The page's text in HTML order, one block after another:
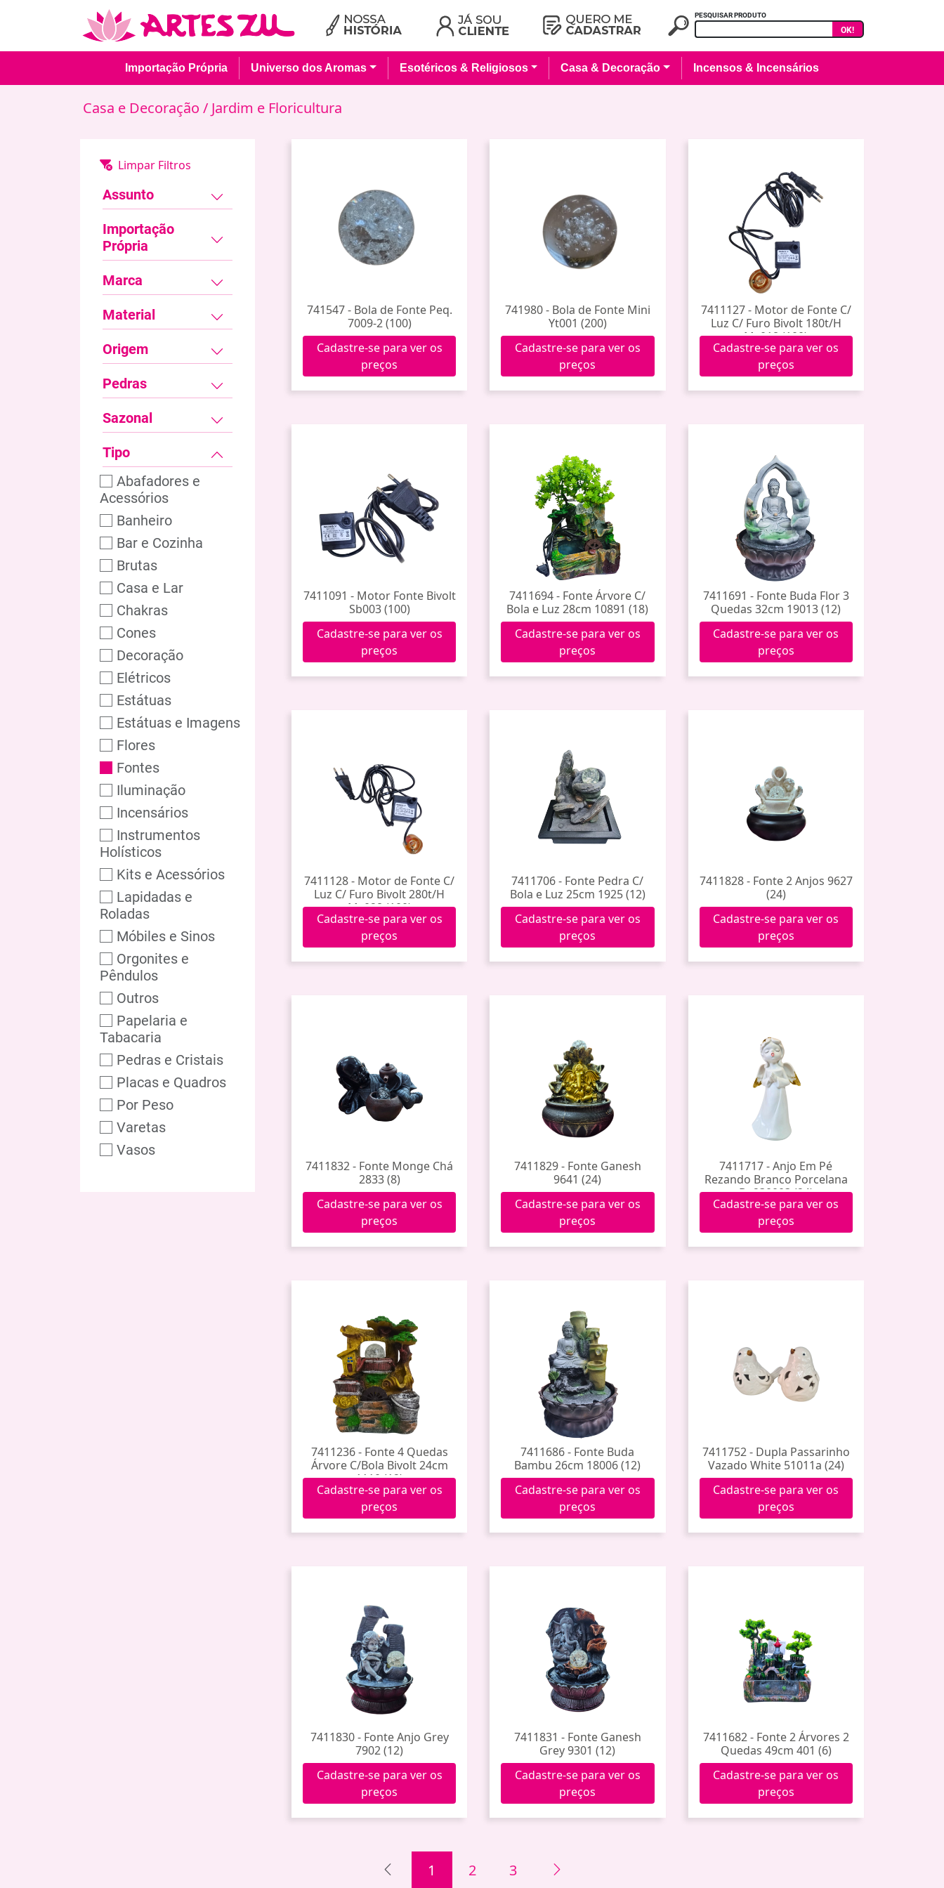
PESQUISAR PRODUTO
OK!
Importação Própria Universo dos Aromas Esotéricos & Religiosos Casa & Decoração Incensos & Incensários
Casa e Decoração / Jardim e Floricultura
Assunto
Importação
Própria
Marca
Material
Origem
Pedras
Sazonal
Tipo
Abafadores e
Acessórios
Banheiro
Bar e Cozinha
Brutas
Casa e Lar
Chakras
Cones
Decoração
Elétricos
Estátuas
Estátuas e Imagens
Flores
Fontes
Iluminação
Incensários
Instrumentos
Holísticos
Kits e Acessórios
Lapidadas e
Roladas
Móbiles e Sinos
Orgonites e
Pêndulos
Outros
Papelaria e
Tabacaria
Pedras e Cristais
Placas e Quadros
Por Peso
Varetas
Vasos
741547 - Bola de Fonte Peq.
7009-2 (100)
Cadastre-se para ver os
preços
741980 - Bola de Fonte Mini
Yt001 (200)
Cadastre-se para ver os
preços
7411127 - Motor de Fonte C/
Luz C/ Furo Bivolt 180t/H
My018 (100)
Cadastre-se para ver os
preços
7411091 - Motor Fonte Bivolt
Sb003 (100)
Cadastre-se para ver os
preços
7411694 - Fonte Árvore C/
Bola e Luz 28cm 10891 (18)
Cadastre-se para ver os
preços
7411691 - Fonte Buda Flor 3
Quedas 32cm 19013 (12)
Cadastre-se para ver os
preços
7411128 - Motor de Fonte C/
Luz C/ Furo Bivolt 280t/H
My028 (100)
Cadastre-se para ver os
preços
7411706 - Fonte Pedra C/
Bola e Luz 25cm 1925 (12)
Cadastre-se para ver os
preços
7411828 - Fonte 2 Anjos 9627
(24)
Cadastre-se para ver os
preços
7411832 - Fonte Monge Chá
2833 (8)
Cadastre-se para ver os
preços
7411829 - Fonte Ganesh
9641 (24)
Cadastre-se para ver os
preços
7411717 - Anjo Em Pé
Rezando Branco Porcelana
Dy230003 (24)
Cadastre-se para ver os
preços
7411236 - Fonte 4 Quedas
Árvore C/Bola Bivolt 24cm
1110 (12)
Cadastre-se para ver os
preços
7411686 - Fonte Buda
Bambu 26cm 18006 (12)
Cadastre-se para ver os
preços
7411752 - Dupla Passarinho
Vazado White 51011a (24)
Cadastre-se para ver os
preços
7411830 - Fonte Anjo Grey
7902 (12)
Cadastre-se para ver os
preços
7411831 - Fonte Ganesh
Grey 9301 (12)
Cadastre-se para ver os
preços
7411682 - Fonte 2 Árvores 2
Quedas 49cm 401 (6)
Cadastre-se para ver os
preços
1 2 3